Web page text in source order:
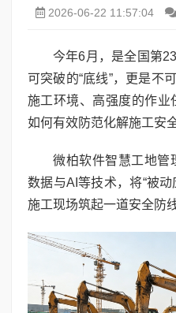
2026-06-22 11:57:04
今年6月，是全国第
可突破的“底线”，更是不
施工环境、高强度的作业
如何有效防范化解施工安
微柏软件智慧工地管
数据与AI等技术，将“被动
施工现场筑起一道安全防线